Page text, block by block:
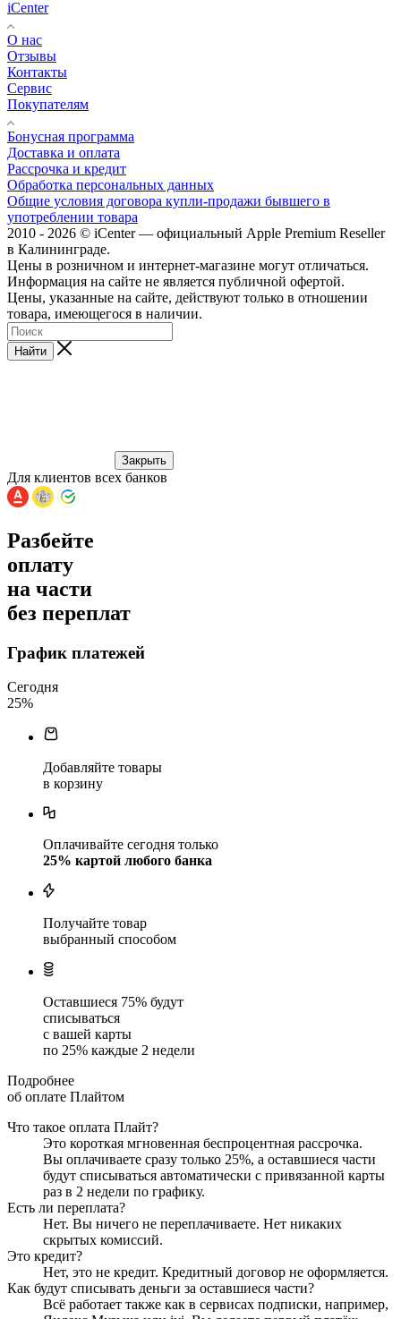
iCenter
О нас
Отзывы
Контакты
Сервис
Покупателям
Бонусная программа
Доставка и оплата
Рассрочка и кредит
Обработка персональных данных
Общие условия договора купли-продажи бывшего в
употреблении товара
2010 - 2026 © iCenter — официальный Apple Premium Reseller
в Калининграде.
Цены в розничном и интернет-магазине могут отличаться.
Информация на сайте не является публичной офертой.
Цены, указанные на сайте, действуют только в отношении
товара, имеющегося в наличии.
Найти
Закрыть
Для клиентов всех банков
Разбейте
оплату
на части
без переплат
График платежей
Сегодня
25%
Добавляйте товары
в корзину
Оплачивайте сегодня только
25% картой любого банка
Получайте товар
выбранный способом
Оставшиеся 75% будут
списываться
с вашей карты
по 25% каждые 2 недели
Подробнее
об оплате Плайтом
Что такое оплата Плайт?
Это короткая мгновенная беспроцентная рассрочка.
Вы оплачиваете сразу только 25%, а оставшиеся части
будут списываться автоматически с привязанной карты
раз в 2 недели по графику.
Есть ли переплата?
Нет. Вы ничего не переплачиваете. Нет никаких
скрытых комиссий.
Это кредит?
Нет, это не кредит. Кредитный договор не оформляется.
Как будут списывать деньги за оставшиеся части?
Всё работает также как в сервисах подписки, например,